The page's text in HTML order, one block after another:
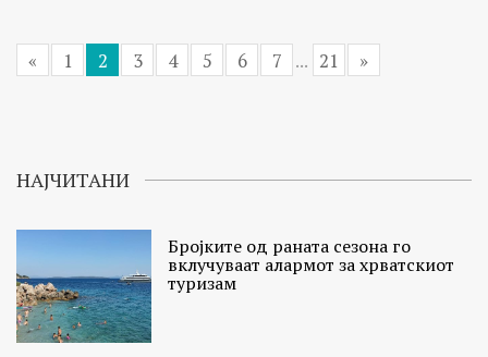
« 1 2 3 4 5 6 7 ... 21 »
НАЈЧИТАНИ
Бројките од раната сезона го
вклучуваат алармот за хрватскиот
туризам